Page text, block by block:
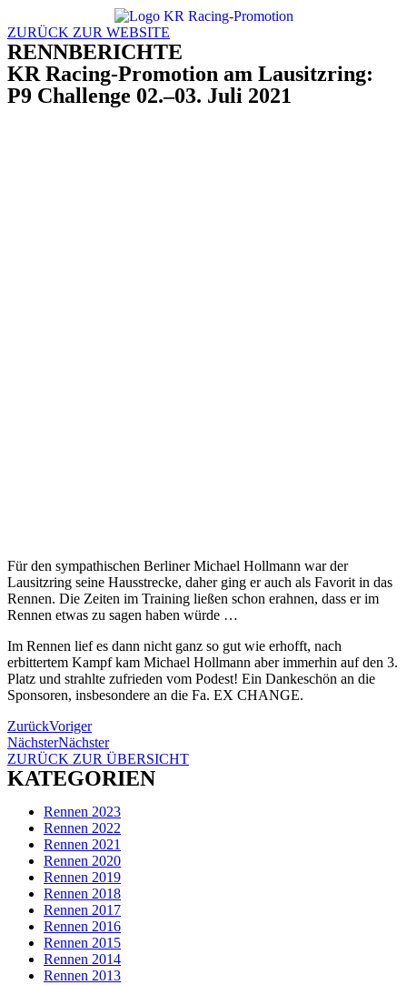
Inhalt
wechseln
ZURÜCK ZUR WEBSITE
RENNBERICHTE
KR Racing-Promotion am Lausitzring:
P9 Challenge 02.–03. Juli 2021
Für den sympathischen Berliner Michael Hollmann war der
Lausitzring seine Hausstrecke, daher ging er auch als Favorit in das
Rennen. Die Zeiten im Training ließen schon erahnen, dass er im
Rennen etwas zu sagen haben würde …
Im Rennen lief es dann nicht ganz so gut wie erhofft, nach
erbittertem Kampf kam Michael Hollmann aber immerhin auf den 3.
Platz und strahlte zufrieden vom Podest! Ein Dankeschön an die
Sponsoren, insbesondere an die Fa. EX CHANGE.
ZurückVoriger
NächsterNächster
ZURÜCK ZUR ÜBERSICHT
KATEGORIEN
Rennen 2023
Rennen 2022
Rennen 2021
Rennen 2020
Rennen 2019
Rennen 2018
Rennen 2017
Rennen 2016
Rennen 2015
Rennen 2014
Rennen 2013